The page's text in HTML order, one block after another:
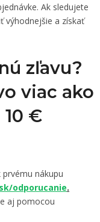
Ak sledujete
výhodnejšie a získať
zľavu?
viac ako
10 €
nákupu
odporucanie.
aj pomocou